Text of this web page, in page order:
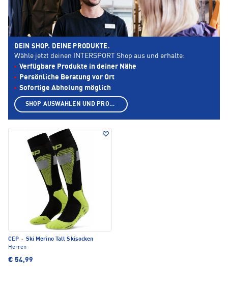
CEP · Ski Merino Tall Skisocken
Herren
€ 54,99
DEIN SHOP. DEINE PRODUKTE.
Wähle jetzt deinen INTERSPORT Shop aus und erhalte:
Verfügbare Produkte in deiner Nähe
Persönliche Beratung vor Ort
Sofortige Abholung möglich
SHOP AUSWÄHLEN UND PRODUKTE ANZEIGEN